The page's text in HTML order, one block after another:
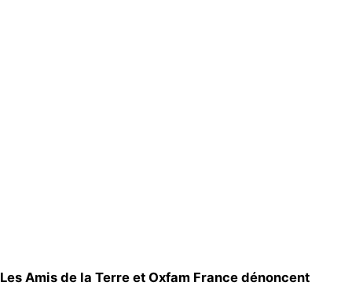
Les Amis de la Terre et Oxfam France dénoncent